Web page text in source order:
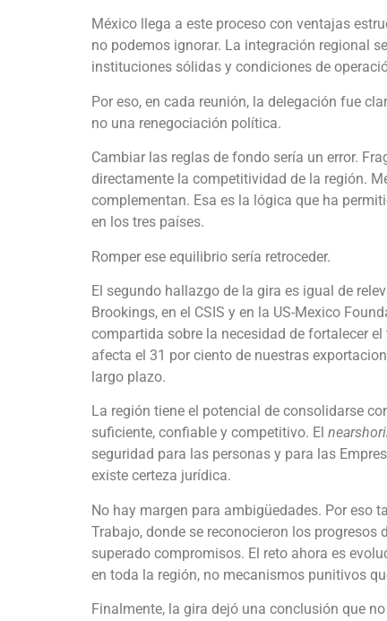
México llega a este proceso con ventajas
no podemos ignorar. La integración regional
instituciones sólidas y condiciones de
Por eso, en cada reunión, la delegación fue
no una renegociación política.
Cambiar las reglas de fondo sería un error.
directamente la competitividad de la región.
complementan. Esa es la lógica que ha
en los tres países.
Romper ese equilibrio sería retroceder.
El segundo hallazgo de la gira es igual de
Brookings, en el CSIS y en la US-Mexico
compartida sobre la necesidad de fortalecer
afecta el 31 por ciento de nuestras
largo plazo.
La región tiene el potencial de consolidarse
suficiente, confiable y competitivo. El
seguridad para las personas y para las
existe certeza jurídica.
No hay margen para ambigüedades. Por eso
Trabajo, donde se reconocieron los
superado compromisos. El reto ahora es
en toda la región, no mecanismos punitivos
Finalmente, la gira dejó una conclusión que